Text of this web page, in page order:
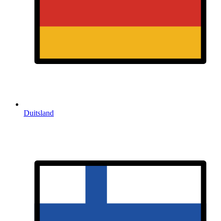
Duitsland